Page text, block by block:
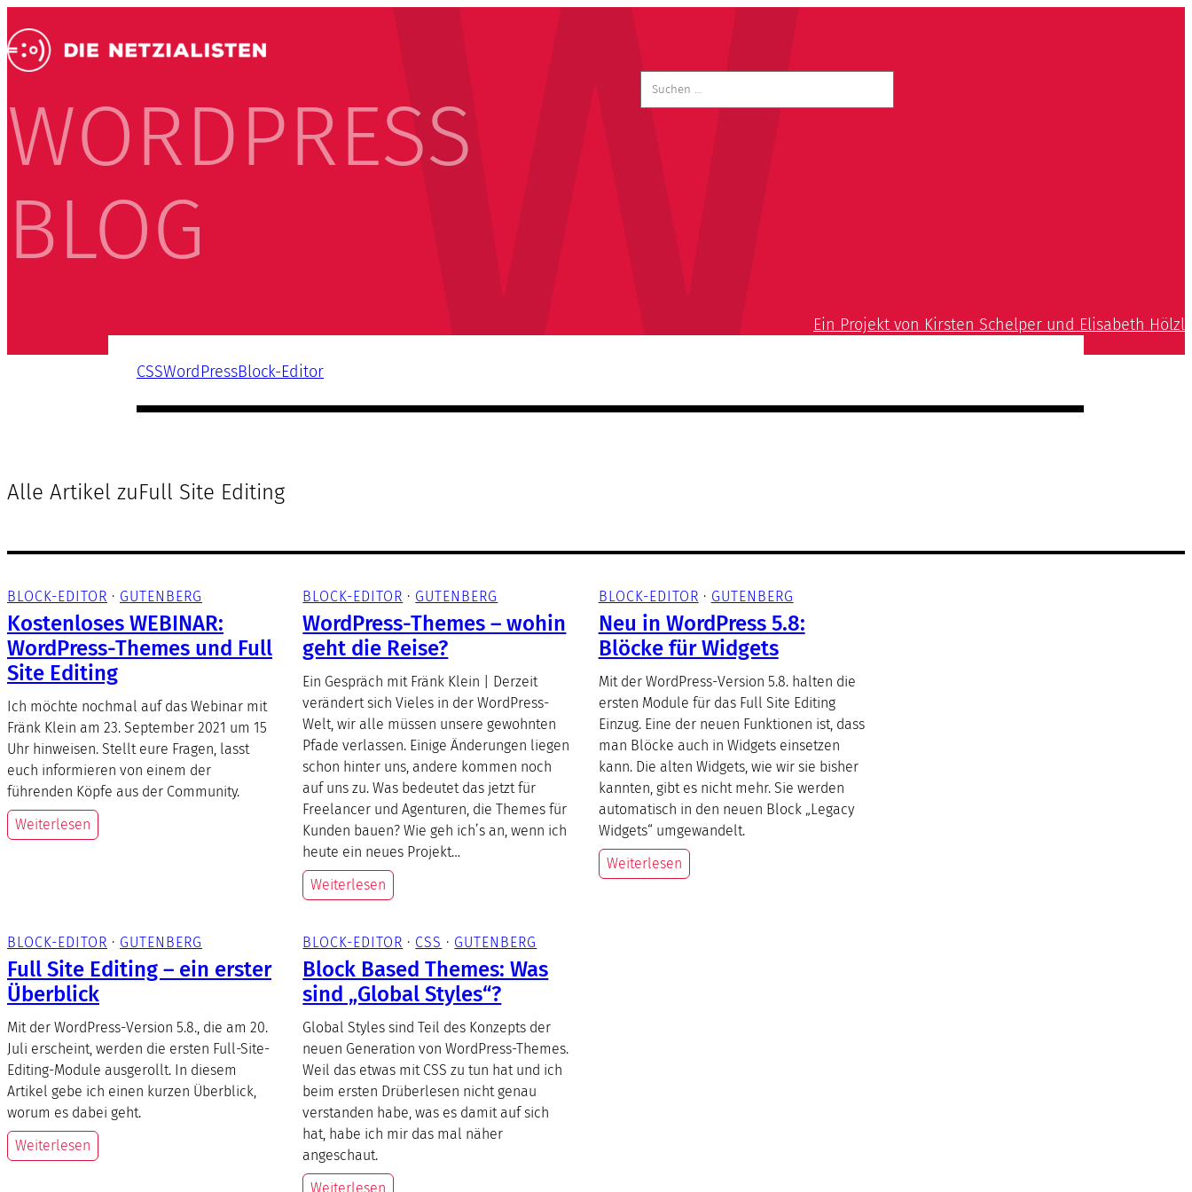
WORDPRESS
BLOG
nach:
Ein Projekt von Kirsten Schelper und Elisabeth Hölzl
CSSWordPressBlock-Editor
Alle Artikel zuFull Site Editing
BLOCK-EDITOR · GUTENBERG
Kostenloses WEBINAR:
WordPress-Themes und Full
Site Editing
Ich möchte nochmal auf das Webinar mit
Fränk Klein am 23. September 2021 um 15
Uhr hinweisen. Stellt eure Fragen, lasst
euch informieren von einem der
führenden Köpfe aus der Community.
Weiterlesen
BLOCK-EDITOR · GUTENBERG
WordPress-Themes – wohin
geht die Reise?
Ein Gespräch mit Fränk Klein | Derzeit
verändert sich Vieles in der WordPress-
Welt, wir alle müssen unsere gewohnten
Pfade verlassen. Einige Änderungen liegen
schon hinter uns, andere kommen noch
auf uns zu. Was bedeutet das jetzt für
Freelancer und Agenturen, die Themes für
Kunden bauen? Wie geh ich’s an, wenn ich
heute ein neues Projekt…
Weiterlesen
BLOCK-EDITOR · GUTENBERG
Neu in WordPress 5.8:
Blöcke für Widgets
Mit der WordPress-Version 5.8. halten die
ersten Module für das Full Site Editing
Einzug. Eine der neuen Funktionen ist, dass
man Blöcke auch in Widgets einsetzen
kann. Die alten Widgets, wie wir sie bisher
kannten, gibt es nicht mehr. Sie werden
automatisch in den neuen Block „Legacy
Widgets“ umgewandelt.
Weiterlesen
BLOCK-EDITOR · GUTENBERG
Full Site Editing – ein erster
Überblick
Mit der WordPress-Version 5.8., die am 20.
Juli erscheint, werden die ersten Full-Site-
Editing-Module ausgerollt. In diesem
Artikel gebe ich einen kurzen Überblick,
worum es dabei geht.
Weiterlesen
BLOCK-EDITOR · CSS · GUTENBERG
Block Based Themes: Was
sind „Global Styles“?
Global Styles sind Teil des Konzepts der
neuen Generation von WordPress-Themes.
Weil das etwas mit CSS zu tun hat und ich
beim ersten Drüberlesen nicht genau
verstanden habe, was es damit auf sich
hat, habe ich mir das mal näher
angeschaut.
Weiterlesen